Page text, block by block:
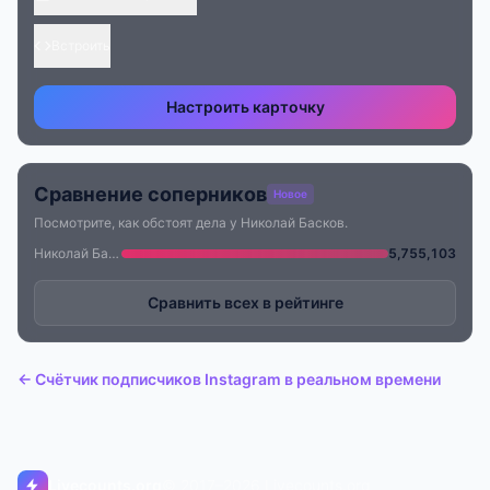
Настроить карточку
Сравнение соперников Новое
Посмотрите, как обстоят дела у Николай Басков.
Николай Басков
5,755,103
Сравнить всех в рейтинге
← Счётчик подписчиков Instagram в реальном времени